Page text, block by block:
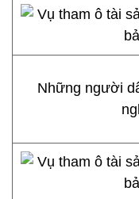
Những người